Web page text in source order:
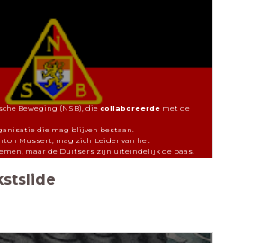
Beweging (NSB), die collaboreerdemet de
die mag blijven bestaan.
Mussert, mag zich 'Leider van het
maar de Duitsers zijn uiteindelijk de baas.